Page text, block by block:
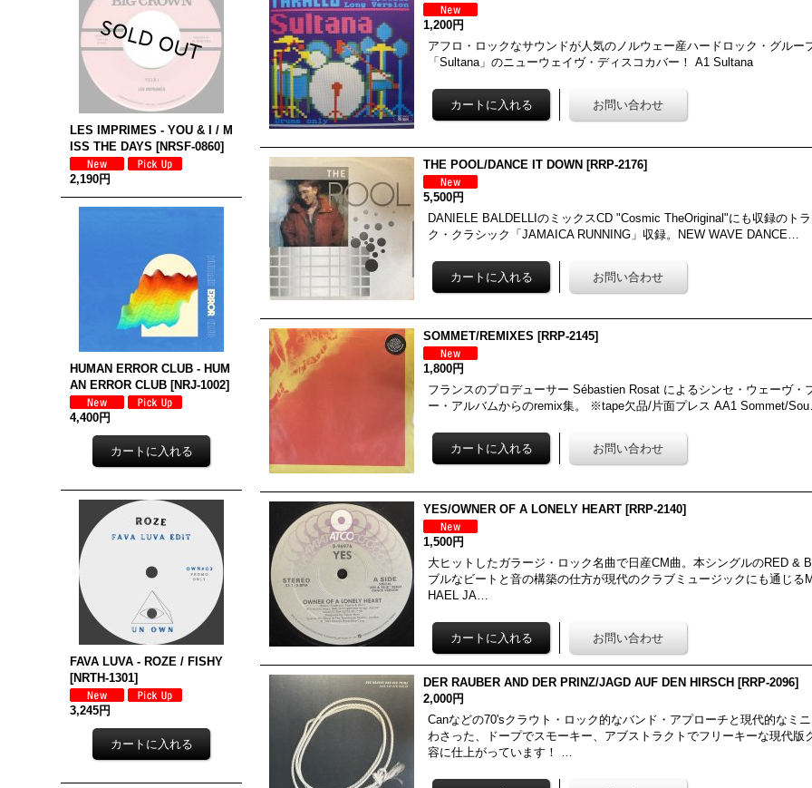
LES IMPRIMES - YOU & I / M
ISS THE DAYS [NRSF-0860]
2,190円
HUMAN ERROR CLUB - HUM
AN ERROR CLUB [NRJ-1002]
4,400円
FAVA LUVA - ROZE / FISHY
[NRTH-1301]
3,245円
1,200円
アフロ・ロックなサウンドが人気のノルウェー産ハードロック・グルー
「Sultana」のニューウェイヴ・ディスコカバー！ A1 Sultana
THE POOL/DANCE IT DOWN [RRP-2176]
5,500円
DANIELE BALDELLIのミックスCD "Cosmic TheOriginal"にも収録のト
ク・クラシック「JAMAICA RUNNING」収録。NEW WAVE DANCE…
SOMMET/REMIXES [RRP-2145]
1,800円
フランスのプロデューサー Sébastien Rosat によるシンセ・ウェーヴ・
ー・アルバムからのremix集。 ※tape欠品/片面プレス AA1 Sommet/
YES/OWNER OF A LONELY HEART [RRP-2140]
1,500円
大ヒットしたガラージ・ロック名曲で日産CM曲。本シングルのRED &
ブルなビートと音の構築の仕方が現代のクラブミュージックにも通じる
HAEL JA…
DER RAUBER AND DER PRINZ/JAGD AUF DEN HIRSCH [RRP-2096]
2,000円
Canなどの70'sクラウト・ロック的なバンド・アプローチと現代的なミ
わさった、ドープでスモーキー、アブストラクトでフリーキーな現代版
容に仕上がっています！ …